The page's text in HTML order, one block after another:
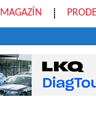
MAGAZÍN